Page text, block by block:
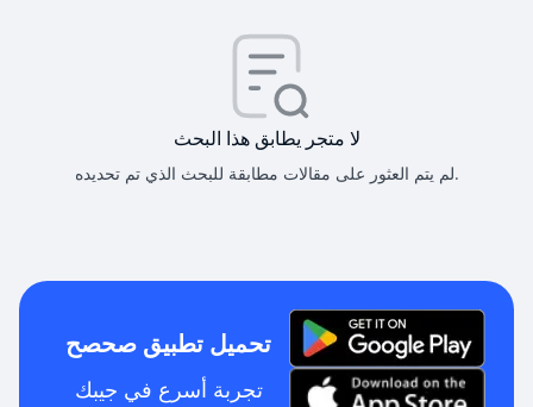
لا متجر يطابق هذا البحث
لم يتم العثور على مقالات مطابقة للبحث الذي تم تحديده.
تحميل تطبيق صحصح
تجربة أسرع في جيبك